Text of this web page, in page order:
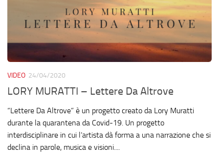
VIDEO 24/04/2020
LORY MURATTI – Lettere Da Altrove
“Lettere Da Altrove” è un progetto creato da Lory Muratti
durante la quarantena da Covid-19. Un progetto
interdisciplinare in cui l’artista dà forma a una narrazione che si
declina in parole, musica e visioni....